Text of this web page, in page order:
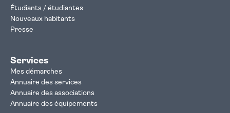
Étudiants / étudiantes
Nouveaux habitants
Presse
Services
Mes démarches
Annuaire des services
Annuaire des associations
Annuaire des équipements